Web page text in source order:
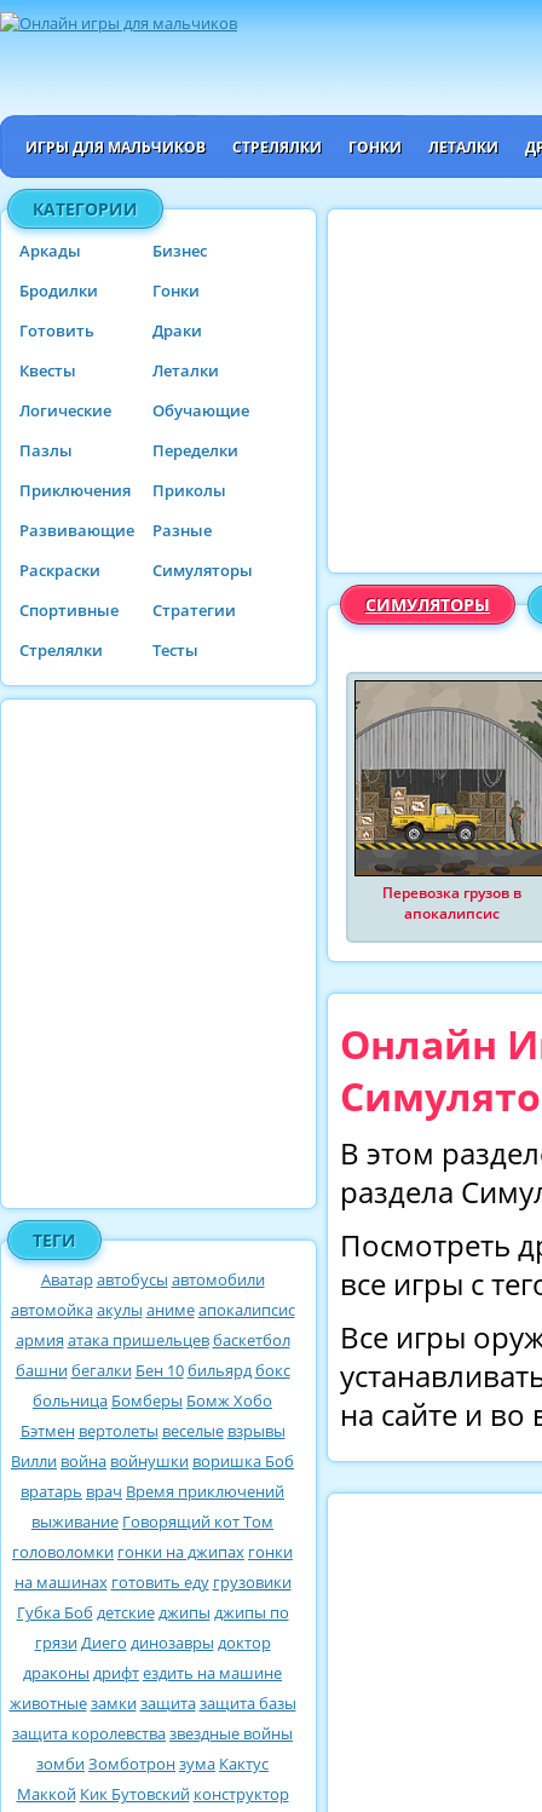
ИГРЫ ДЛЯ МАЛЬЧИКОВ СТРЕЛЯЛКИ ГОНКИ ЛЕТАЛКИ
КАТЕГОРИИ
Аркады
Бизнес
Бродилки
Гонки
Готовить
Драки
Квесты
Леталки
Логические
Обучающие
Пазлы
Переделки
Приключения
Приколы
Развивающие
Разные
Раскраски
Симуляторы
Спортивные
Стратегии
Стрелялки
Тесты
ТЕГИ
Аватаравтобусы автомобили
автомойкаакулы анимеапокалипсис
армия атака пришельцевбаскетбол
башнибегалки Бен 10бильярдбокс
больница Бомберы Бомж Хобо
Бэтмен вертолеты веселые взрывы
Вилли война войнушки воришка Боб
вратарь врач Время приключений
выживание Говорящий кот Том
головоломки гонки на джипах гонки
на машинах готовить еду грузовики
Губка Боб детскиеджипы джипы по
грязиДиего динозавры доктор
драконы дрифтездить на машине
животныезамкизащитазащита базы
защита королевствазвездные войны
зомбиЗомботронзума Кактус
Маккой Кик Бутовский конструктор
СИМУЛЯТОРЫ
Перевозка грузов в
апокалипсис
Онлайн
В этом
раздела
Посмотреть
все игры с
Все игры
на сайте и